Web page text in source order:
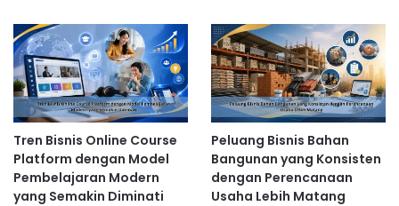
Tren Bisnis Online Course
Platform dengan Model
Pembelajaran Modern
yang Semakin Diminati
Peluang Bisnis Bahan
Bangunan yang Konsisten
dengan Perencanaan
Usaha Lebih Matang